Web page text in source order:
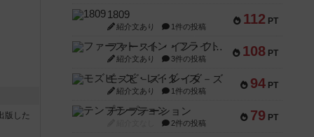
版した
112 PT
1809
紹介文あり 1件の投稿
108 PT
ファースト・イン・フライト
紹介文あり 3件の投稿
94 PT
モズビ－ズ・レイダ－ズ
紹介文あり 1件の投稿
79 PT
テンプテーション
2件の投稿